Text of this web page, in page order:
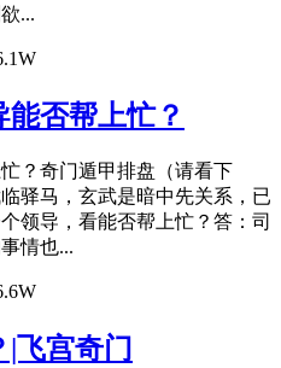
...
否帮上忙？
？奇门遁甲排盘（请看下
驿马，玄武是暗中先关系，已
领导，看能否帮上忙？答：司
情也...
飞宫奇门